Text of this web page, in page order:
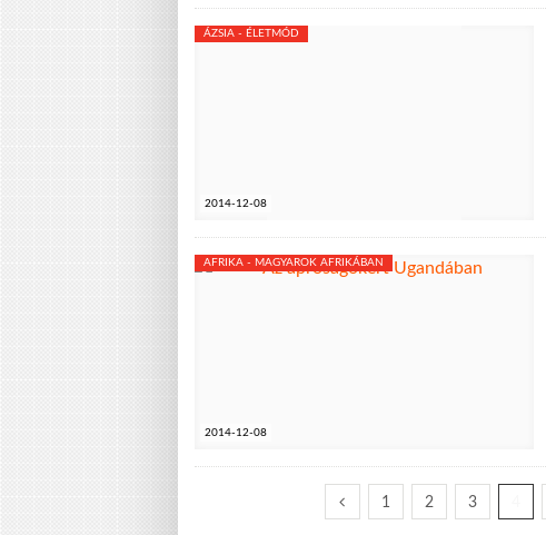
2014-12-08
ÁZSIA - ÉLETMÓD
2014-12-08
AFRIKA - MAGYAROK AFRIKÁBAN
1 2 3